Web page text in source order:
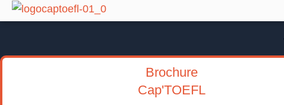
Aller
au
Brochure
Cap'TOEFL